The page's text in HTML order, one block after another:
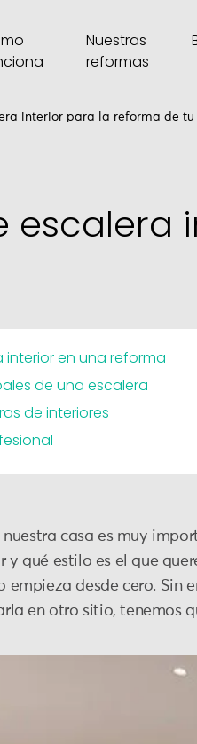
Nuestras
reformas
interior para la reforma de tu
escalera
interior en una reforma
de una escalera
de interiores
casa es muy
y qué estilo es el que
empieza desde cero.
en otro sitio, tenemos